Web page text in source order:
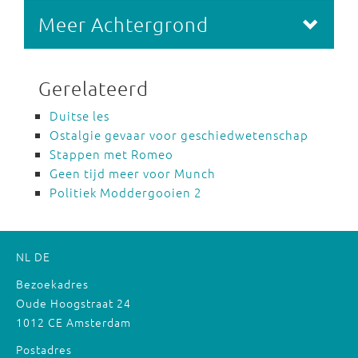
Meer Achtergrond
Gerelateerd
Duitse les
Ostalgie gevaar voor geschiedwetenschap
Stappen met Romeo
Geen tijd meer voor Munch
Politiek Moddergooien 2
NL DE
Bezoekadres
Oude Hoogstraat 24
1012 CE Amsterdam
Postadres